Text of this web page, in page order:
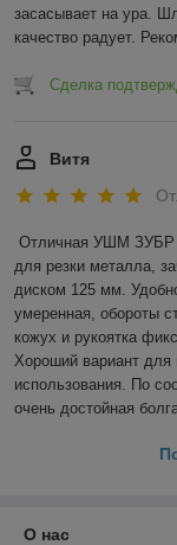
засасывает на ура.
качество радует.
Сделка
Витя
Отличная УШМ ЗУБР
для резки металла,
диском 125 мм.
умеренная, обороты
кожух и рукоятка
Хороший вариант для
использования. По
очень достойная
О нас